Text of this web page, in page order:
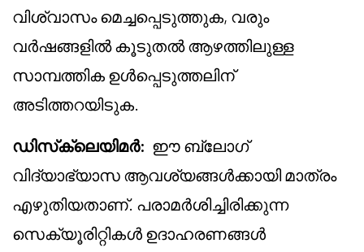
വിശ്വാസം മെച്ചപ്പെടുത്തുക, വരും
വർഷങ്ങളിൽ കൂടുതൽ ആഴത്തിലുള്ള
സാമ്പത്തിക ഉൾപ്പെടുത്തലിന്
അടിത്തറയിടുക.
ഡിസ്‌ക്ലെയിമർ: ഈ ബ്ലോഗ്
വിദ്യാഭ്യാസ ആവശ്യങ്ങൾക്കായി മാത്രം
എഴുതിയതാണ്. പരാമർശിച്ചിരിക്കുന്ന
സെക്യൂരിറ്റികൾ ഉദാഹരണങ്ങൾ